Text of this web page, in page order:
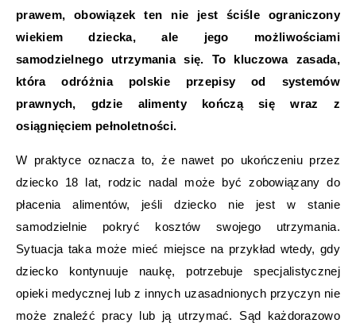
prawem, obowiązek ten nie jest ściśle ograniczony
wiekiem dziecka, ale jego możliwościami
samodzielnego utrzymania się. To kluczowa zasada,
która odróżnia polskie przepisy od systemów
prawnych, gdzie alimenty kończą się wraz z
osiągnięciem pełnoletności.
W praktyce oznacza to, że nawet po ukończeniu przez
dziecko 18 lat, rodzic nadal może być zobowiązany do
płacenia alimentów, jeśli dziecko nie jest w stanie
samodzielnie pokryć kosztów swojego utrzymania.
Sytuacja taka może mieć miejsce na przykład wtedy, gdy
dziecko kontynuuje naukę, potrzebuje specjalistycznej
opieki medycznej lub z innych uzasadnionych przyczyn nie
może znaleźć pracy lub ją utrzymać. Sąd każdorazowo